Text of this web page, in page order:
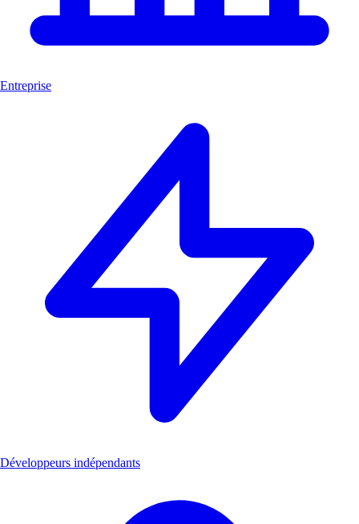
Entreprise
Développeurs indépendants